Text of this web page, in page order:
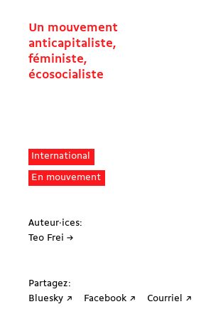
Un mouvement
anticapitaliste,
féministe,
écosocialiste
International
En mouvement
Auteur·ices:
Teo Frei →
Partagez:
Bluesky ↗
Facebook ↗ Courriel ↗